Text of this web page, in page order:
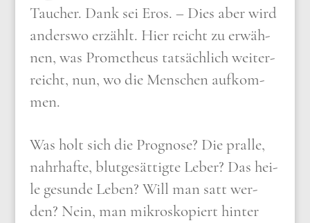
Tau­cher. Dank sei Eros. – Dies aber wird
anders­wo erzählt. Hier reicht zu erwäh­
nen, was Pro­me­theus tat­säch­lich wei­ter­
reicht, nun, wo die Men­schen auf­kom­
men.
Was holt sich die Pro­gno­se? Die pral­le,
nahr­haf­te, blut­ge­sät­tig­te Leber? Das hei­
le gesun­de Leben? Will man satt wer­
den? Nein, man mikro­sko­piert hin­ter